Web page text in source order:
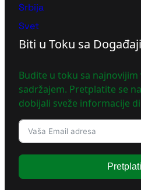
Srbija
Svet
Biti u Toku sa
Budite u toku sa
sadržajem. Pretplatite se
dobijali sveže informacije